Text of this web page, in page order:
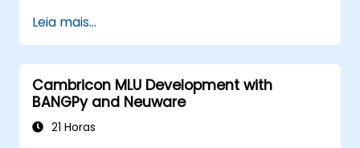
Leia mais...
Cambricon MLU Development with
BANGPy and Neuware
21 Horas